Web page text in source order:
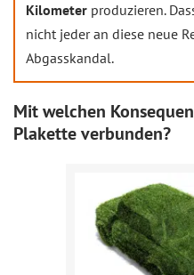
Kilometer produzieren.
nicht jeder an diese neue
Abgasskandal.
Mit welchen
Plakette verbunden?